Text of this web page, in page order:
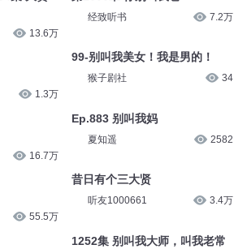
13.6万
1.3万
16.7万
55.5万
经致听书 7.2万
99-别叫我美女！我是男的！
猴子剧社 34
Ep.883 别叫我妈
夏知遥 2582
昔日有个三大贤
听友1000661 3.4万
1252集 别叫我大师，叫我老常